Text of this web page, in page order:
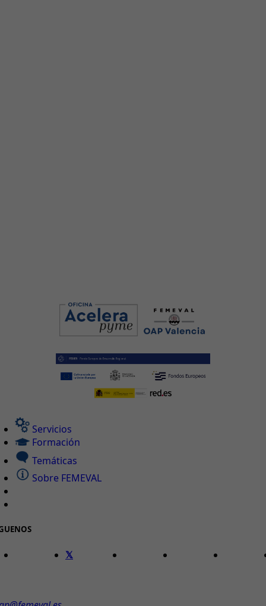
Servicios
Formación
Temáticas
Sobre FEMEVAL